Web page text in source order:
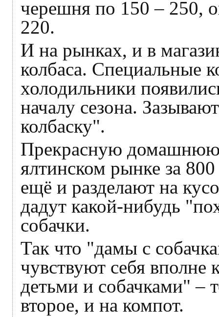
черешня по 150 – 250,
220.
И на рынках, и в
колбаса. Специальные
холодильники
началу сезона.
колбаску".
Прекрасную
ялтинском рынке за
ещё и разделают на
дадут какой-нибудь
собачки.
Так что "дамы с
чувствуют себя
детьми и собачками" –
второе, и на компот.